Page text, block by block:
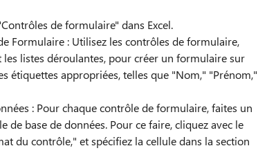
de formulaire" dans Excel.
Formulaire : Utilisez les contrôles de formulaire,
les listes déroulantes, pour créer un formulaire sur
étiquettes appropriées, telles que "Nom," "Prénom,"
: Pour chaque contrôle de formulaire, faites un
base de données. Pour ce faire, cliquez avec le
du contrôle," et spécifiez la cellule dans la section